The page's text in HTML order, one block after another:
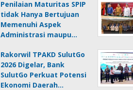
Penilaian Maturitas SPIP
tidak Hanya Bertujuan
Memenuhi Aspek
Administrasi maupu…
Rakorwil TPAKD SulutGo
2026 Digelar, Bank
SulutGo Perkuat Potensi
Ekonomi Daerah…